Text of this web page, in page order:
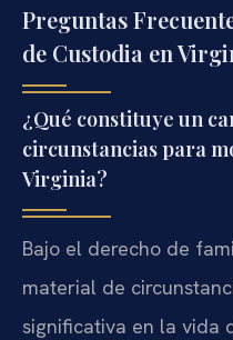
Preguntas
de Custodia en
¿Qué constituye un
circunstancias para
Virginia?
Bajo el derecho de
material de
significativa en la vida